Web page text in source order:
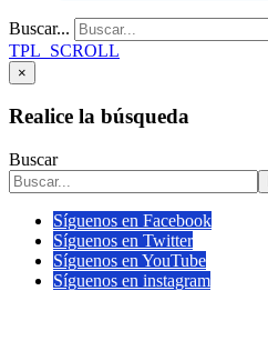
Buscar...
TPL_SCROLL
×
Realice la búsqueda
Buscar
Síguenos en Facebook
Síguenos en Twitter
Síguenos en YouTube
Síguenos en instagram